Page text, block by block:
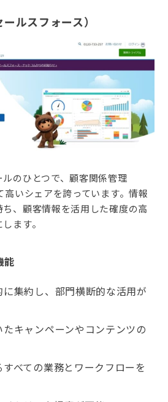
ルスフォース）
のひとつで、顧客関係管理
高いシェアを誇っています。情報
、顧客情報を活用した確度の高
ます。
能
集約し、部門横断的な活用が
キャンペーンやコンテンツの
べての業務とワークフローを